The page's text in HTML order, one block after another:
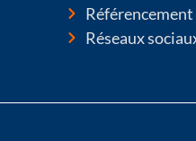
Référencement
Réseaux